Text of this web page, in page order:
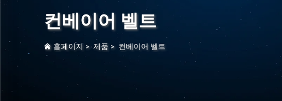
컨베이어 벨트
홈페이지 >제품 > 컨베이어 벨트